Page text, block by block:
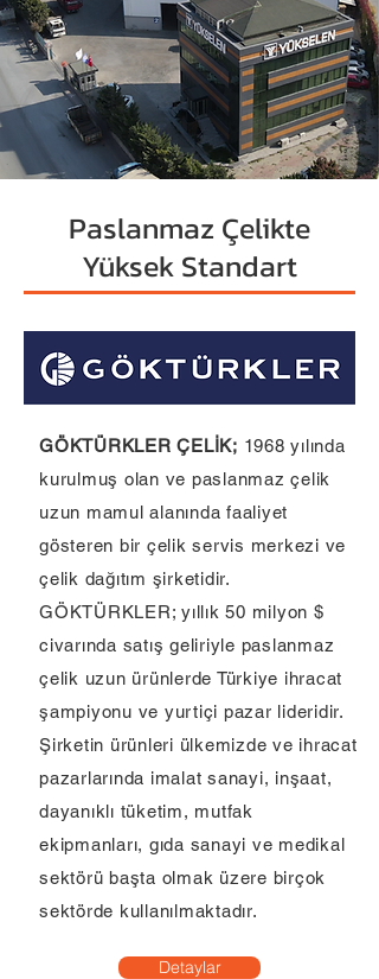
Paslanmaz Çelikte
Yüksek Standart
GÖKTÜRKLER ÇELİK; 1968 yılında
kurulmuş olan ve paslanmaz çelik
uzun mamul alanında faaliyet
gösteren bir çelik servis merkezi ve
çelik dağıtım şirketidir.
GÖKTÜRKLER; yıllık 50 milyon $
civarında satış geliriyle paslanmaz
çelik uzun ürünlerde Türkiye ihracat
şampiyonu ve yurtiçi pazar lideridir.
Şirketin ürünleri ülkemizde ve ihracat
pazarlarında imalat sanayi, inşaat,
dayanıklı tüketim, mutfak
ekipmanları, gıda sanayi ve medikal
sektörü başta olmak üzere birçok
sektörde kullanılmaktadır.
Detaylar